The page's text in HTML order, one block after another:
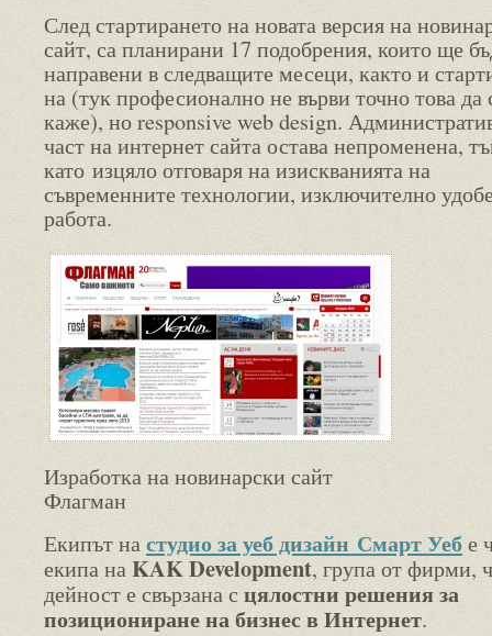
След стартирането на новата версия на
сайт, са планирани 17 подобрения, които ще
направени в следващите месеци, както и
на (тук професионално не върви точно това да
каже), но responsive web design.
част на интернет сайта остава непроменена,
като изцяло отговаря на изискванията на
съвременните технологии, изключително
работа.
Изработка на новинарски сайт
Флагман
Екипът настудио за уеб дизайн Смарт Уебе
екипа наKAK Development, група от фирми,
дейност е свързана сцялостни решения за
позициониране на бизнес в Интернет.